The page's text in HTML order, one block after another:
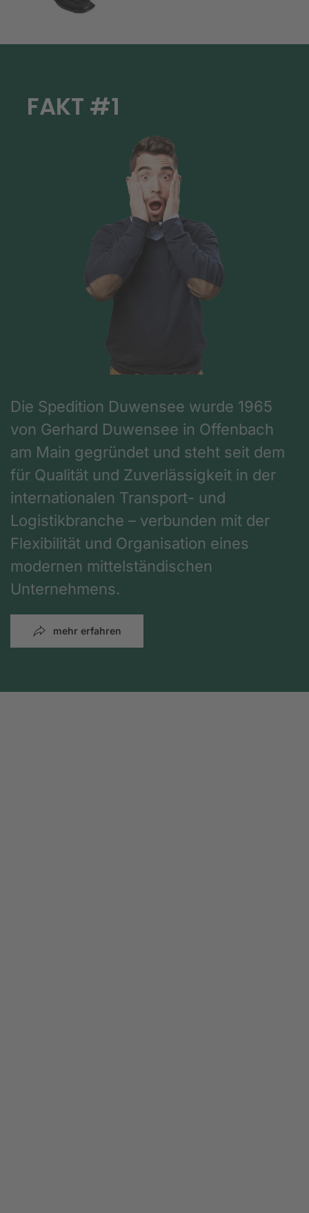
FAKT #1
Die Spedition Duwensee wurde 1965
von Gerhard Duwensee in Offenbach
am Main gegründet und steht seit dem
für Qualität und Zuverlässigkeit in der
internationalen Transport- und
Logistikbranche – verbunden mit der
Flexibilität und Organisation eines
modernen mittelständischen
Unternehmens.
mehr erfahren